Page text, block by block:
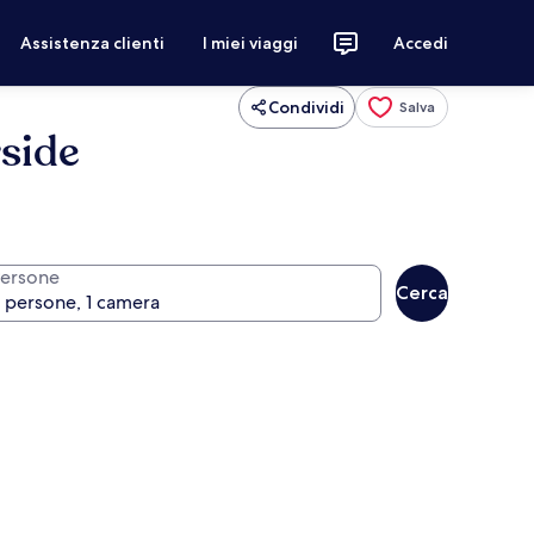
Assistenza clienti I miei viaggi Accedi
Condividi Salva
Cerca